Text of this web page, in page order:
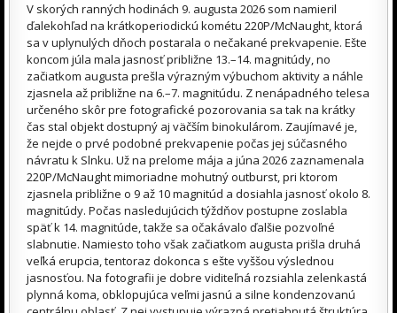
V skorých ranných hodinách 9. augusta 2026 som namieril
ďalekohľad na krátkoperiodickú kométu 220P/McNaught, ktorá
sa v uplynulých dňoch postarala o nečakané prekvapenie. Ešte
koncom júla mala jasnosť približne 13.–14. magnitúdy, no
začiatkom augusta prešla výrazným výbuchom aktivity a náhle
zjasnela až približne na 6.–7. magnitúdu. Z nenápadného telesa
určeného skôr pre fotografické pozorovania sa tak na krátky
čas stal objekt dostupný aj väčším binokulárom. Zaujímavé je,
že nejde o prvé podobné prekvapenie počas jej súčasného
návratu k Slnku. Už na prelome mája a júna 2026 zaznamenala
220P/McNaught mimoriadne mohutný outburst, pri ktorom
zjasnela približne o 9 až 10 magnitúd a dosiahla jasnosť okolo 8.
magnitúdy. Počas nasledujúcich týždňov postupne zoslabla
späť k 14. magnitúde, takže sa očakávalo ďalšie pozvoľné
slabnutie. Namiesto toho však začiatkom augusta prišla druhá
veľká erupcia, tentoraz dokonca s ešte vyššou výslednou
jasnosťou. Na fotografii je dobre viditeľná rozsiahla zelenkastá
plynná koma, obklopujúca veľmi jasnú a silne kondenzovanú